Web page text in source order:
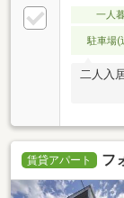
一人
駐車場(
二人入
賃貸アパート フ